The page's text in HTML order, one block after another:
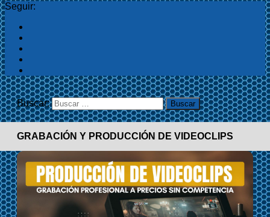
Seguir:
Buscar:
GRABACIÓN Y PRODUCCIÓN DE VIDEOCLIPS